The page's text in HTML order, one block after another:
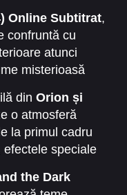
o lume ascunsă,
și de lecții
și
poveste
într-o
întreaga familie,
Online Subtitrat,
confruntă cu
atunci
misterioasă
să-și înfrunte
ascuns în
între Orion și
filmului, care
acceptarea
personală.
din Orion și
o atmosferă
la primul cadru
efectele speciale
să fie plină de
the Dark